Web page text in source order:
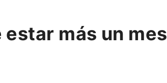
más un mes